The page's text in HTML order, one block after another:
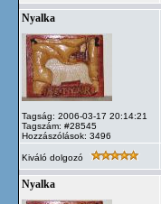
Nyalka
Tagság: 2006-03-17 20:14:21
Tagszám: #28545
Hozzászólások: 3496
Kiváló dolgozó
Nyalka